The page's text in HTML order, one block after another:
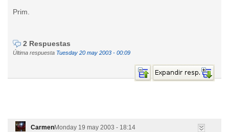
Prim.
2 Respuestas
Última respuesta Tuesday 20 may 2003 - 00:09
CarmenMonday 19 may 2003 - 18:14